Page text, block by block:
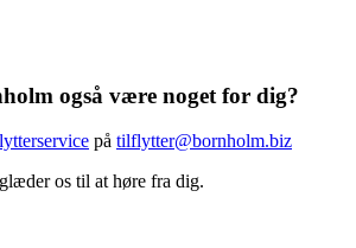
også være noget for dig?
på tilflytter@bornholm.biz
os til at høre fra dig.